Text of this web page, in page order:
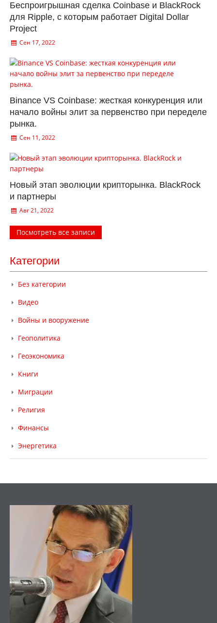
Беспроигрышная сделка Coinbase и BlackRock
для Ripple, с которым работает Digital Dollar
Project
Сен 17, 2022
Binance VS Coinbase: жесткая конкуренция или
начало войны элит за первенство при переделе
рынка.
Сен 11, 2022
Новый этап эволюции крипторынка. BlackRock
и партнеры
Авг 21, 2022
Посмотреть все записи
Категории
Без категории
Видео
Войны и вооружение
Геополитика
Геоэкономика
Книги
Миграции
Религия
Финансы
Энергетика